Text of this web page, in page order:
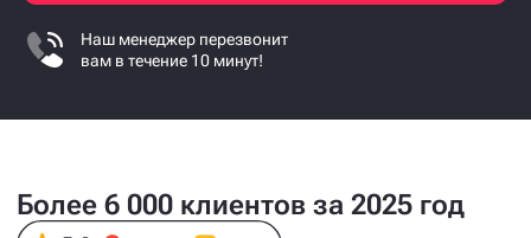
Наш менеджер перезвонит
вам в течение 10 минут!
Более 6 000 клиентов за 2025 год